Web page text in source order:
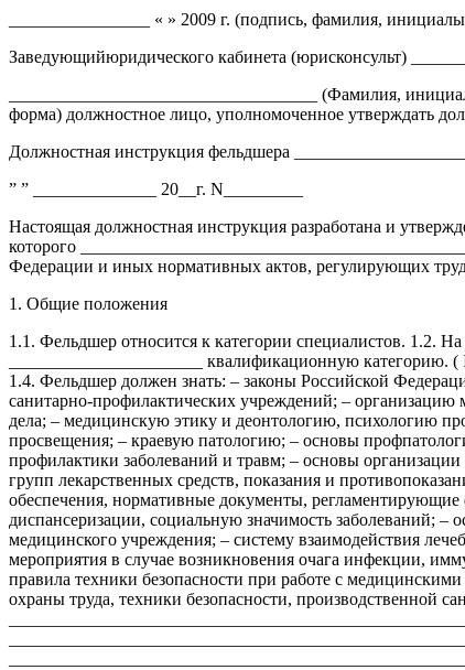
________________ « » 2009 г. (подпись, фамилия,
Заведующийюридического кабинета (юрисконсульт)
___________________________________ (Фамилия,
форма) должностное лицо, уполномоченное утверждать
Должностная инструкция фельдшера
” ” ______________ 20__г. N_________
Настоящая должностная инструкция разработана и
которого
Федерации и иных нормативных актов, регулирующих
1. Общие положения
1.1. Фельдшер относится к категории специалистов. 1.2.
______________________ квалификационную категорию.
1.4. Фельдшер должен знать: – законы Российской
санитарно-профилактических учреждений; –
дела; – медицинскую этику и деонтологию, психологию
просвещения; – краевую патологию; – основы
профилактики заболеваний и травм; – основы
групп лекарственных средств, показания и
обеспечения, нормативные документы,
диспансеризации, социальную значимость заболеваний;
медицинского учреждения; – систему взаимодействия
мероприятия в случае возникновения очага инфекции,
правила техники безопасности при работе с
охраны труда, техники безопасности, производственной